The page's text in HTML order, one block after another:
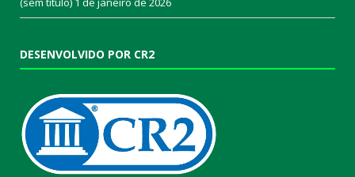
DESENVOLVIDO POR CR2